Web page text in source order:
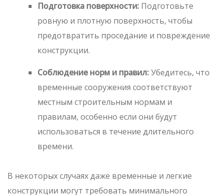
Подготовка поверхности: Подготовьте
ровную и плотную поверхность, чтобы
предотвратить проседание и повреждение
конструкции.
Соблюдение норм и правил:Убедитесь, что
временные сооружения соответствуют
местным строительным нормам и
правилам, особенно если они будут
использоваться в течение длительного
времени.
В некоторых случаях даже временные и легкие
конструкции могут требовать минимального